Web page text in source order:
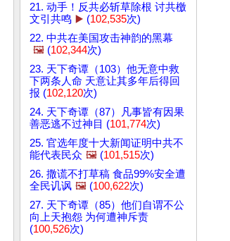
21. 动手！反共必斩草除根 讨共檄
文引共鸣 ▶️ (102,535次)
22. 中共在美国攻击神韵的黑幕
🖼️ (102,344次)
23. 天下奇谭（103）他无意中救
下两条人命 天意让其多年后得回
报 (102,120次)
24. 天下奇谭（87）凡事皆有因果
善恶逃不过神目 (101,774次)
25. 官选年度十大新闻证明中共不
能代表民众 🖼️ (101,515次)
26. 撒谎不打草稿 食品99%安全遭
全民讥讽 🖼️ (100,622次)
27. 天下奇谭（85）他们自谓不公
向上天抱怨 为何遭神斥责
(100,526次)